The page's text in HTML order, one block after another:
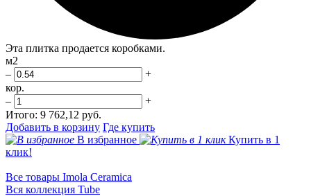
Эта плитка продается коробками.
м2
–
+
кор.
–
+
Итого: 9 762,12 руб.
Добавить в корзину Где купить
В избранное
Купить в 1
клик!
Все товары Imola Ceramica
Вся коллекция Tube